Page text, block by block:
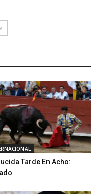
Tarde En Acho: